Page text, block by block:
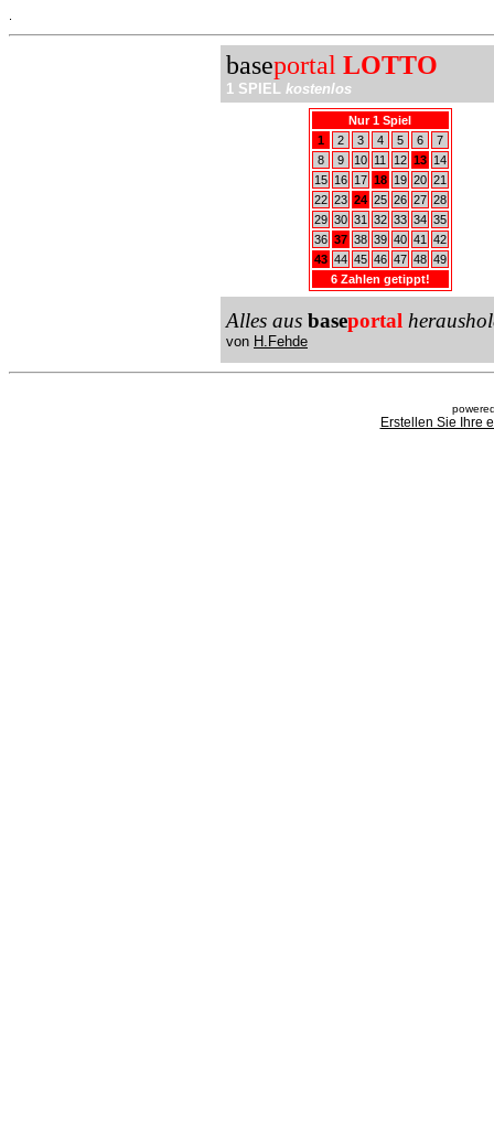
baseportal LOTTO
1 SPIEL kostenlos
Nur 1 Spiel
1
2 3 4 5 6
7
8
9 10 11 12 13
14
15
16 17 18 19 20 21
22 23 24 25 26 27 28
29 30 31 32 33 34 35
36 37 38 39 40 41
42
43 44 45 46 47 48 49
6 Zahlen getippt!
Alles aus baseportal
von H.Fehde
Erstellen Sie Ihre